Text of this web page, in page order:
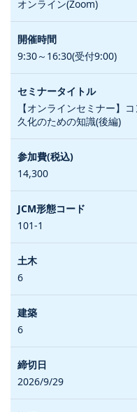
オンライン(Zoom)
9:30～16:30(受付9:00)
【オンラインセミナー】
久化のための知識(後編)
14,300
101-1
6
6
2026/9/29